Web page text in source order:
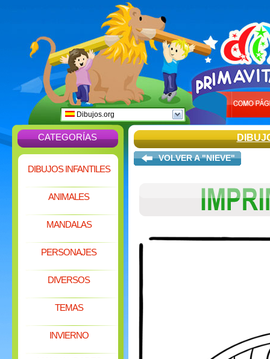
Dibujos.org
CATEGORÍAS
DIBUJOS INFANTILES
ANIMALES
MANDALAS
PERSONAJES
DIVERSOS
TEMAS
INVIERNO
VOLVER A "NIEVE"